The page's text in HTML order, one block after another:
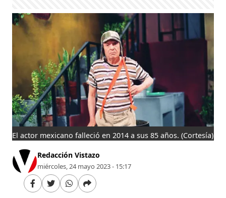
El actor mexicano falleció en 2014 a sus 85 años.(Cortesía)
Redacción Vistazo
miércoles, 24 mayo 2023 - 15:17